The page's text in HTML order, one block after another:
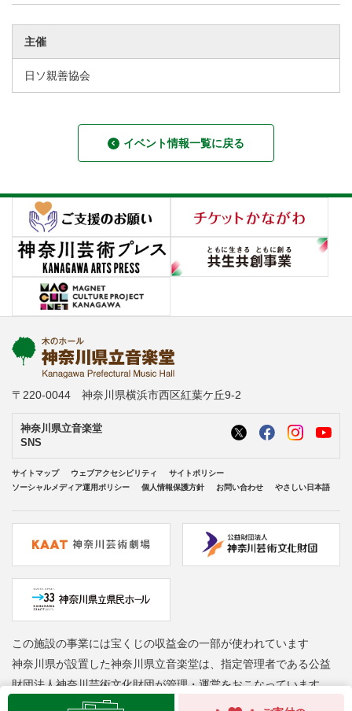
主催
日ソ親善協会
イベント情報一覧に戻る
〒220-0044 神奈川県横浜市西区紅葉ケ丘9-2
神奈川県立音楽堂
SNS
サイトマップ ウェブアクセシビリティ
サイトポリシー
ソーシャルメディア運用ポリシー
個人情報保護方針 お問い合わせ やさしい日本語
この施設の事業には宝くじの収益金の一部が使われています
神奈川県が設置した神奈川県立音楽堂は、指定管理者である公益
財団法人神奈川芸術文化財団が管理・運営をおこなっています